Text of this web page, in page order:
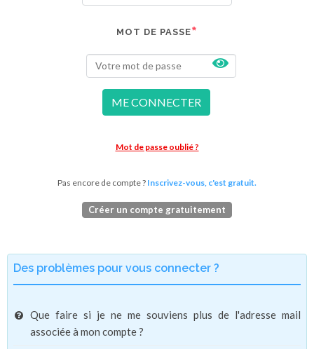
MOT DE PASSE
ME CONNECTER
Mot de passe oublié ?
Pas encore de compte ? Inscrivez-vous, c'est gratuit.
Créer un compte gratuitement
Des problèmes pour vous connecter ?
Que faire si je ne me souviens plus de l'adresse mail
associée à mon compte ?